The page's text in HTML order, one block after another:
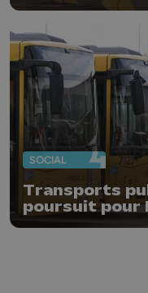
SOCIAL
Transports
poursuit pour